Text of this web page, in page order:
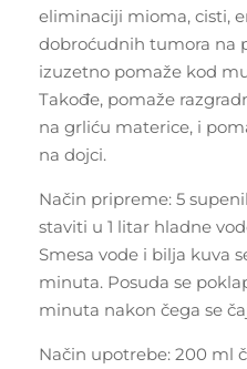
eliminaciji mioma, cisti,
dobroćudnih tumora na
izuzetno pomaže kod
Takođe, pomaže
na grliću materice, i
na dojci.
Način pripreme: 5
staviti u 1 litar hladne
Smesa vode i bilja kuva
minuta. Posuda se
minuta nakon čega se
Način upotrebe: 200 ml